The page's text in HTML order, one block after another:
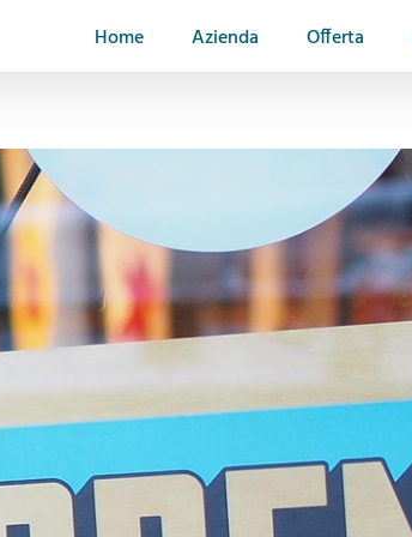
Home Azienda Offerta